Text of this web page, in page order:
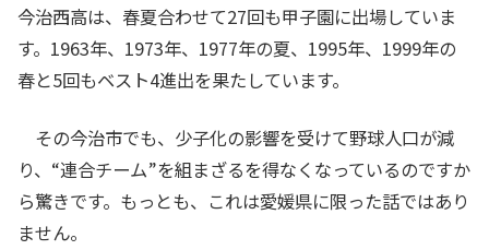
今治西高は、春夏合わせて27回も甲子園に出場していま
す。1963年、1973年、1977年の夏、1995年、1999年の
春と5回もベスト4進出を果たしています。
その今治市でも、少子化の影響を受けて野球人口が減
り、“連合チーム”を組まざるを得なくなっているのですか
ら驚きです。もっとも、これは愛媛県に限った話ではあり
ません。